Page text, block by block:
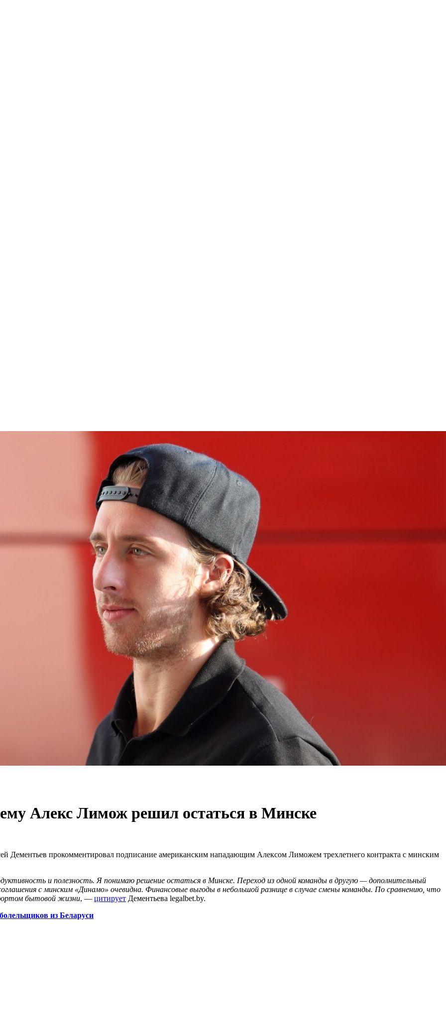
Алекс Лимож решил остаться в Минске
Дементьев прокомментировал подписание американским нападающим Алексом Лиможем трехлетнего контракта с минским
и полезность. Я понимаю решение остаться в Минске. Переход из одной команды в другую — дополнительный
с минским «Динамо» очевидна. Финансовые выгоды в небольшой разнице в случае смены команды. По сравнению, что
бытовой жизни, — цитирует Дементьева legalbet.by.
из Беларуси